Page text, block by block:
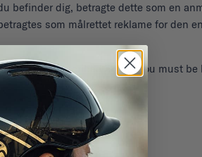
befinder dig, betragte dette som en
som målrettet reklame for den
as described above, you must be